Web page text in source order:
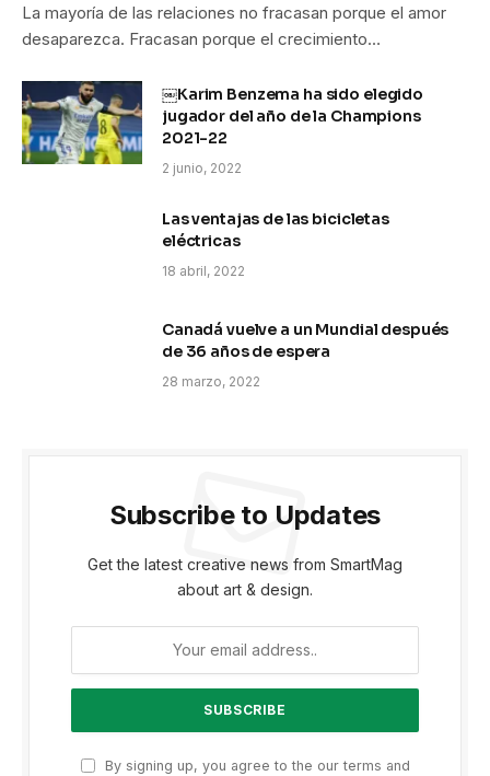
La mayoría de las relaciones no fracasan porque el amor
desaparezca. Fracasan porque el crecimiento…
￼Karim Benzema ha sido elegido
jugador del año de la Champions
2021-22
2 junio, 2022
Las ventajas de las bicicletas
eléctricas
18 abril, 2022
Canadá vuelve a un Mundial después
de 36 años de espera
28 marzo, 2022
Subscribe to Updates
Get the latest creative news from SmartMag
about art & design.
By signing up, you agree to the our terms and